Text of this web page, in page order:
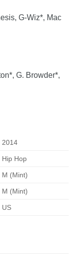
G-Wiz*, Mac
G. Browder*,
2014
Hip Hop
M (Mint)
M (Mint)
US